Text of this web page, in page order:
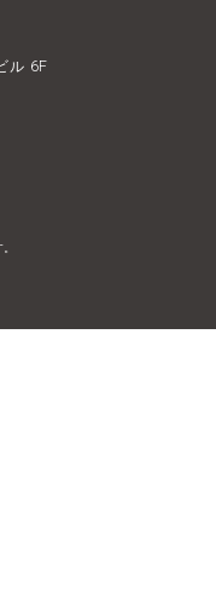
ル 6F